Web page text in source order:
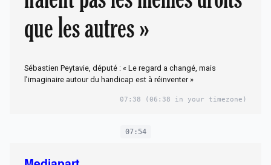
que les autres »
Sébastien Peytavie, député : « Le regard a changé, mais
l’imaginaire autour du handicap est à réinventer »
07:38 (06:38 in your timezone)
07:54